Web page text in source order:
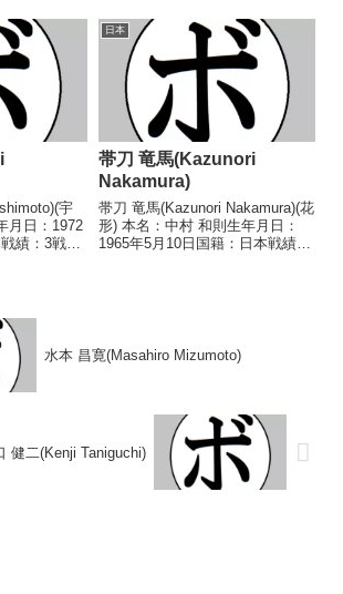
パン・ヨン
し 【戦歴】2025/10/15 ○4R判
定 2-1(39-37、39-37、37-39) ...
宇
月日：1972
績：3戦1
日本
帯刀 竜馬(Kazunori
Nakamura)
帯刀 竜馬(Kazunori Nakamura)(花
形) 本名：中村 和則生年月日：
1965年5月10日国籍：日本戦績：
水本 昌寛(Masahiro Mizumoto)
健二(Kenji Taniguchi)